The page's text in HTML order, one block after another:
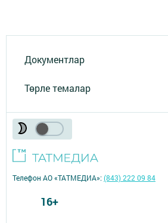
Документлар
Төрле темалар
Телефон АО «ТАТМЕДИА»:(843) 222 09 84
16+